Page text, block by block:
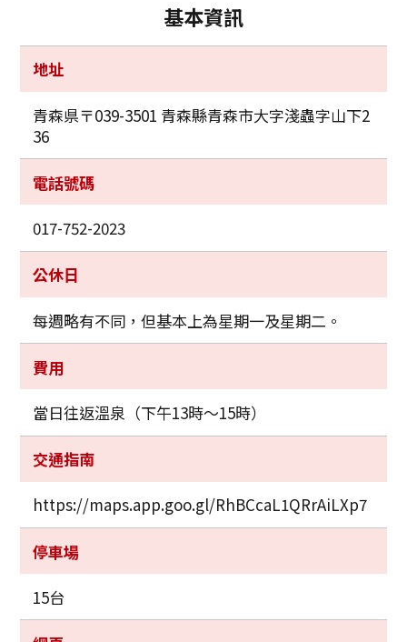
基本資訊
地址
青森県〒039-3501 青森縣青森市大字淺蟲字山下2
36
電話號碼
017-752-2023
公休日
每週略有不同，但基本上為星期一及星期二。
費用
當日往返溫泉（下午13時～15時）
交通指南
https://maps.app.goo.gl/RhBCcaL1QRrAiLXp7
停車場
15台